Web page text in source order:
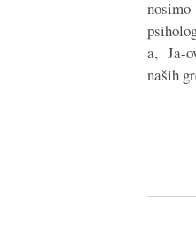
a, Ja-
naših